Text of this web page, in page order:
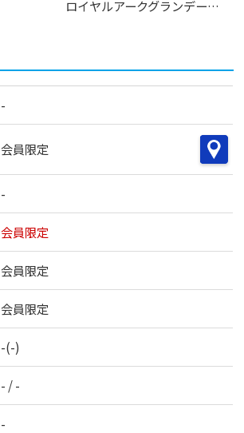
ロイヤルアークグランデールタワー
-
会員限定
-
会員限定
会員限定
会員限定
-(-)
- / -
-